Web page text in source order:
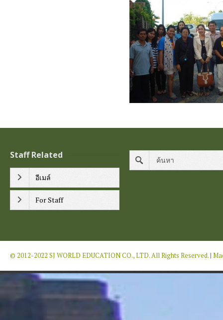
Staff Related
อีเมล์
For Staff
© 2012-2022 SJ WORLD EDUCATION CO., LTD. All Rights Reserved.|